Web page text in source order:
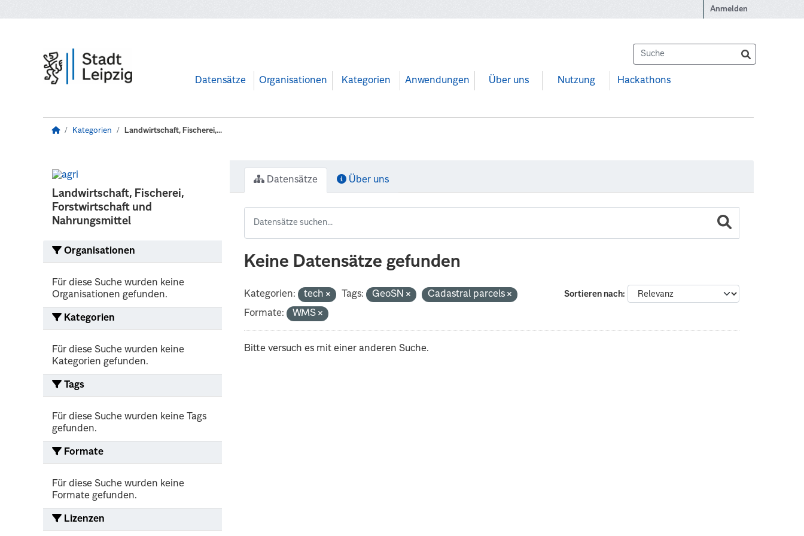
Anmelden
Datensätze Organisationen Kategorien Anwendungen Über uns Nutzung Hackathons
Kategorien Landwirtschaft, Fischerei,...
Landwirtschaft, Fischerei,
Forstwirtschaft und
Nahrungsmittel
Organisationen
Für diese Suche wurden keine
Organisationen gefunden.
Kategorien
Für diese Suche wurden keine
Kategorien gefunden.
Tags
Für diese Suche wurden keine Tags
gefunden.
Formate
Für diese Suche wurden keine
Formate gefunden.
Lizenzen
Datensätze Über uns
Keine Datensätze gefunden
Sortieren nach
Kategorien: tech Tags: GeoSN
Cadastral parcels
Formate:
WMS
Bitte versuch es mit einer anderen Suche.